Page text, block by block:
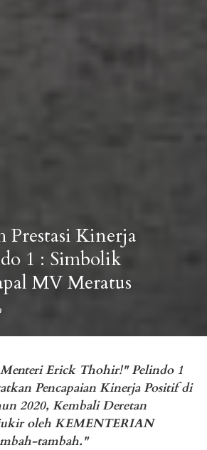
Prestasi Kinerja
1 : Simbolik
MV Meratus
Erick Thohir!" Pelindo 1
Pencapaian Kinerja Positif di
2020, Kembali Deretan
oleh KEMENTERIAN
tambah."